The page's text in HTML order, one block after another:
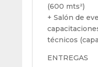
(600 mts²)
+ Salón de
técnicos
ENTREGAS